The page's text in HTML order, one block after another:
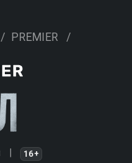
/ PREMIER /
16+